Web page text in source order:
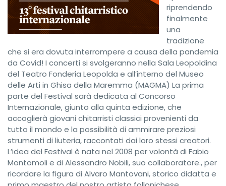
riprendendo
finalmente
una
tradizione
che si era dovuta interrompere a causa della pandemia
da Covid! I concerti si svolgeranno nella Sala Leopoldina
del Teatro Fonderia Leopolda e all’interno del Museo
delle Arti in Ghisa della Maremma (MAGMA) La prima
parte del Festival sarà dedicata al Concorso
Internazionale, giunto alla quinta edizione, che
accoglierà giovani chitarristi classici provenienti da
tutto il mondo e la possibilità di ammirare preziosi
strumenti di liuteria, raccontati dai loro stessi creatori.
L’idea del Festival è nata nel 2008 per volontà di Fabio
Montomoli e di Alessandro Nobili, suo collaboratore., per
ricordare la figura di Alvaro Mantovani, storico didatta e